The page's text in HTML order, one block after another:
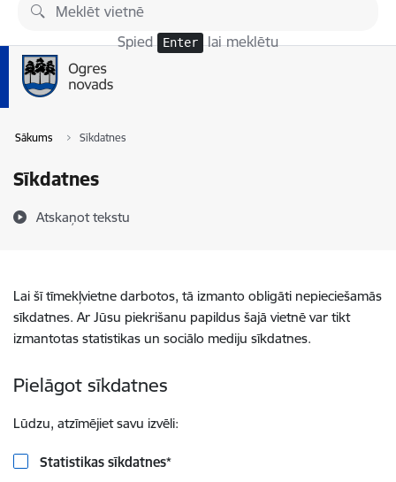
Pāriet uz lapas saturu
Spied Enter lai meklētu
Sākums Sīkdatnes
Sīkdatnes
Atskaņot tekstu
Lai šī tīmekļvietne darbotos, tā izmanto obligāti nepieciešamās
sīkdatnes. Ar Jūsu piekrišanu papildus šajā vietnē var tikt
izmantotas statistikas un sociālo mediju sīkdatnes.
Pielāgot sīkdatnes
Lūdzu, atzīmējiet savu izvēli:
Statistikas sīkdatnes*